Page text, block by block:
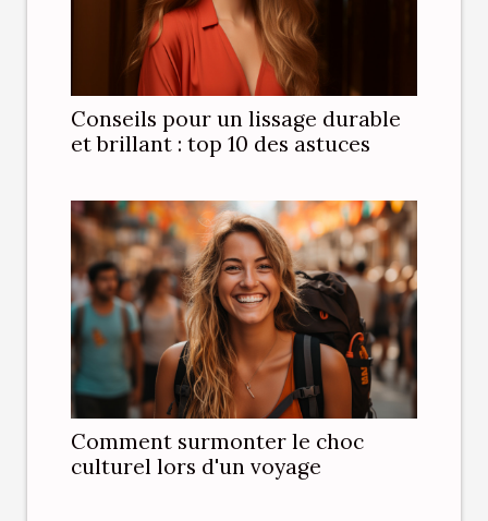
Conseils pour un lissage durable
et brillant : top 10 des astuces
Comment surmonter le choc
culturel lors d'un voyage